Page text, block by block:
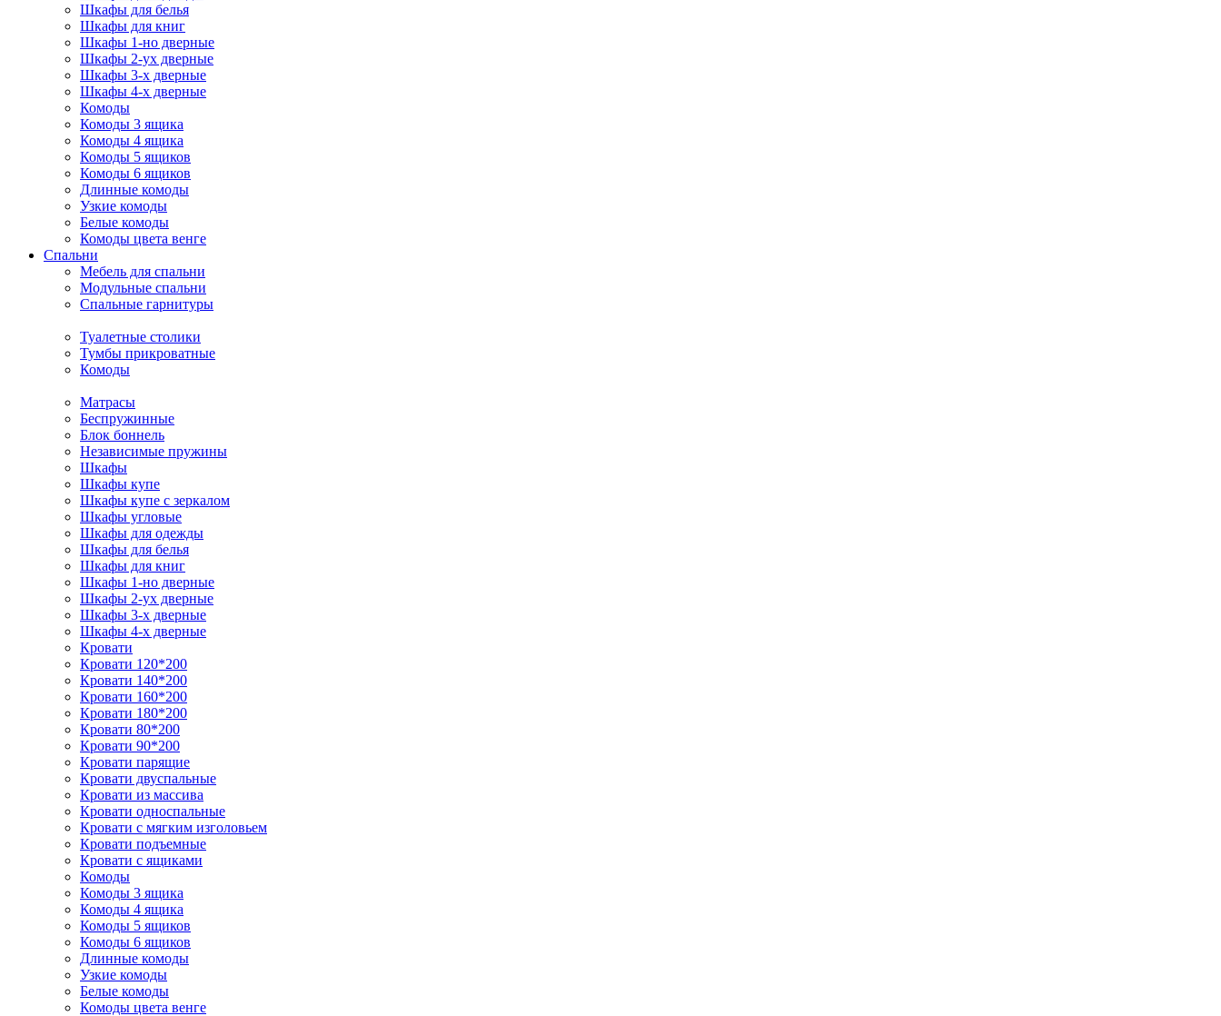
Шкафы для белья
Шкафы для книг
Шкафы 1-но дверные
Шкафы 2-ух дверные
Шкафы 3-х дверные
Шкафы 4-х дверные
Комоды
Комоды 3 ящика
Комоды 4 ящика
Комоды 5 ящиков
Комоды 6 ящиков
Длинные комоды
Узкие комоды
Белые комоды
Комоды цвета венге
Спальни
Мебель для спальни
Модульные спальни
Спальные гарнитуры
Туалетные столики
Тумбы прикроватные
Комоды
Матрасы
Беспружинные
Блок боннель
Независимые пружины
Шкафы
Шкафы купе
Шкафы купе с зеркалом
Шкафы угловые
Шкафы для одежды
Шкафы для белья
Шкафы для книг
Шкафы 1-но дверные
Шкафы 2-ух дверные
Шкафы 3-х дверные
Шкафы 4-х дверные
Кровати
Кровати 120*200
Кровати 140*200
Кровати 160*200
Кровати 180*200
Кровати 80*200
Кровати 90*200
Кровати парящие
Кровати двуспальные
Кровати из массива
Кровати односпальные
Кровати с мягким изголовьем
Кровати подъемные
Кровати с ящиками
Комоды
Комоды 3 ящика
Комоды 4 ящика
Комоды 5 ящиков
Комоды 6 ящиков
Длинные комоды
Узкие комоды
Белые комоды
Комоды цвета венге